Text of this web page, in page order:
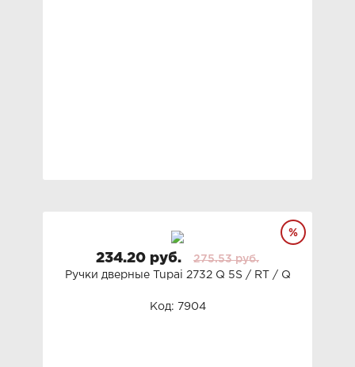
234.20 руб.
275.53 руб.
Ручки дверные Tupai 2732 Q 5S / RT / Q
Код: 7904